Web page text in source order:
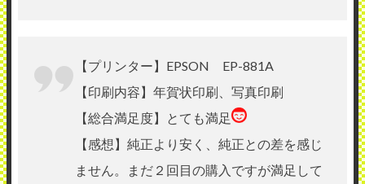
【プリンター】EPSON EP-881A
【印刷内容】年賀状印刷、写真印刷
【総合満足度】とても満足
【感想】純正より安く、純正との差を感じ
ません。まだ２回目の購入ですが満足して